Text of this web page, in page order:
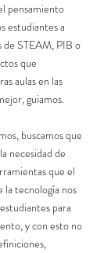
pensamiento
estudiantes a
de STEAM, PIB o
que
aulas en las
guiamos.
buscamos que
necesidad de
que el
la tecnología nos
para
y con esto no